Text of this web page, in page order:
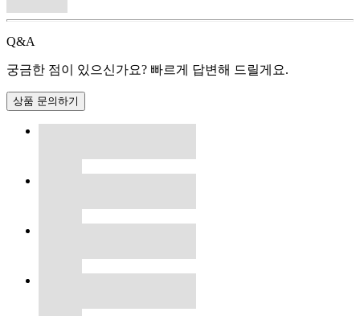
Q&A
궁금한 점이 있으신가요? 빠르게 답변해 드릴게요.
상품 문의하기